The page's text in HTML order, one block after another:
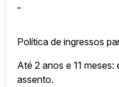
Política de ingressos
Até 2 anos e 11
assento.